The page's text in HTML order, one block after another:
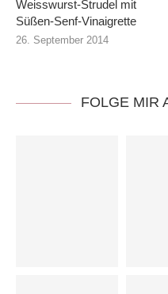
Weisswurst-Strudel mit
Süßen-Senf-Vinaigrette
26. September 2014
FOLGE MIR